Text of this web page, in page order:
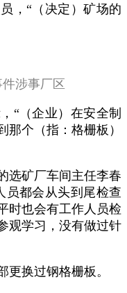
，“（决定）矿场的
涉事厂区
“（企业）在安全制
那个（指：格栅板）
选矿厂车间主任李春
员都会从头到尾检查
时也会有工作人员检
观学习，没有做过针
换过钢格栅板。